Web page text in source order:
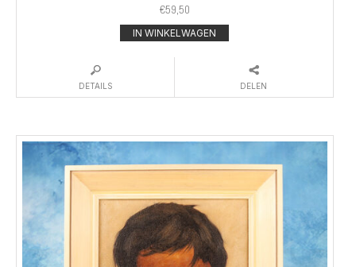
€59,50
IN WINKELWAGEN
DETAILS DELEN